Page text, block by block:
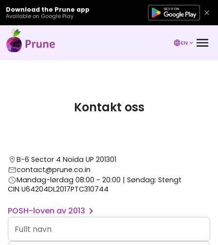
Download the Prune app
Available on Google Play
EN
Kontakt oss
B-6 Sector 4 Noida UP 201301
contact@prune.co.in
Mandag-lørdag 08:00 - 20:00 | Søndag: Stengt
CIN U64204DL2017PTC310744
POSH-loven av 2013
Fullt navn